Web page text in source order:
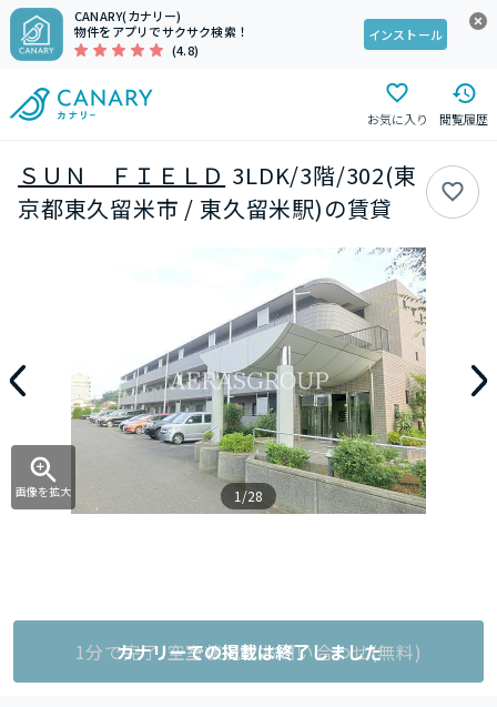
CANARY(カナリー)
物件をアプリでサクサク検索！
(4.8)
インストール
お気に入り 閲覧履歴
ＳＵＮ ＦＩＥＬＤ 3LDK/3階/302(東
京都東久留米市 / 東久留米駅)の賃貸
画像を拡大 1/28
1分で完了!空室状況をお問い合わせ(無料)
カナリーでの掲載は終了しました